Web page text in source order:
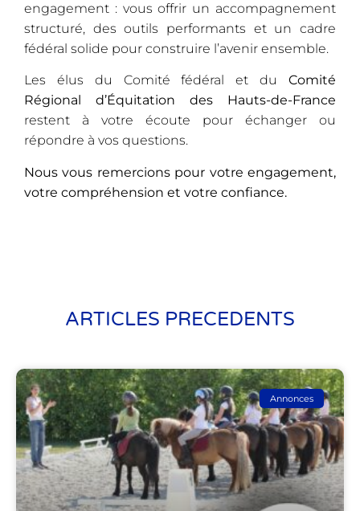
engagement : vous offrir un accompagnement
structuré, des outils performants et un cadre
fédéral solide pour construire l’avenir ensemble.
Les élus du Comité fédéral et du Comité
Régional d’Équitation des Hauts-de-France
restent à votre écoute pour échanger ou
répondre à vos questions.
Nous vous remercions pour votre engagement,
votre compréhension et votre confiance.
ARTICLES PRECEDENTS
Annonces